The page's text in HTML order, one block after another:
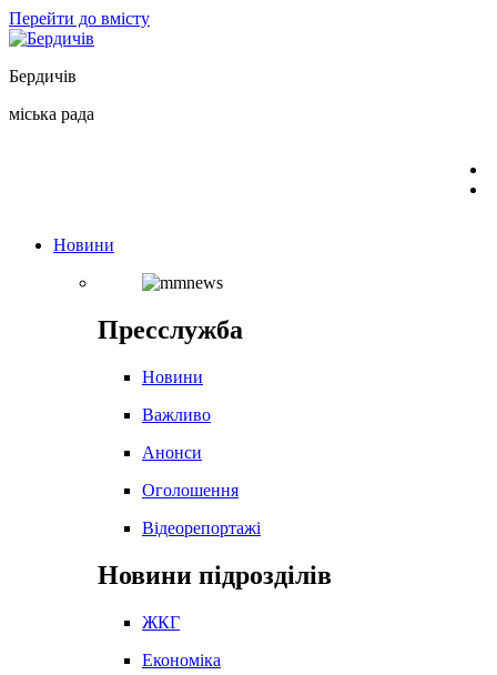
Перейти до вмісту
Бердичів
міська рада
Новини
Пресслужба
Новини
Важливо
Анонси
Оголошення
Відеорепортажі
Новини підрозділів
ЖКГ
Економіка